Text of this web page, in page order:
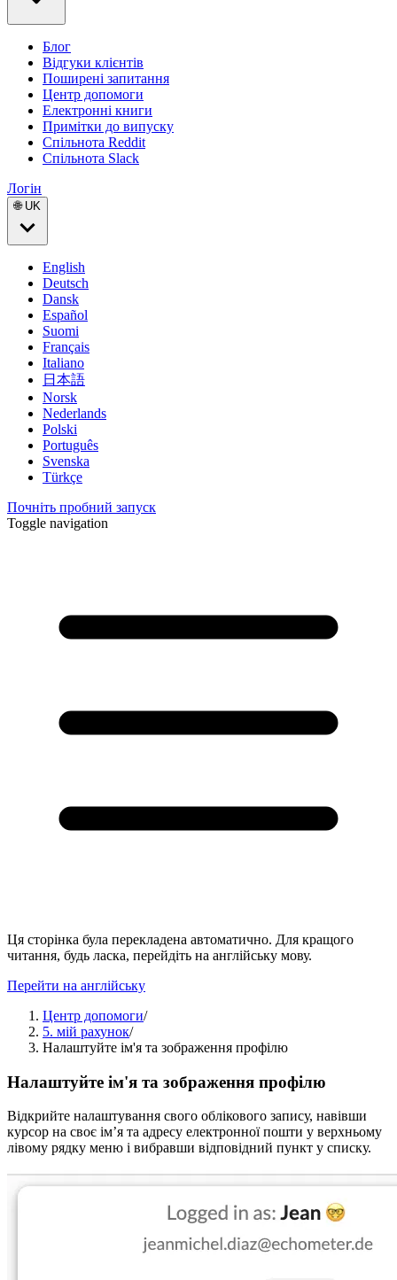
Блог
Відгуки клієнтів
Поширені запитання
Центр допомоги
Електронні книги
Примітки до випуску
Спільнота Reddit
Спільнота Slack
Логін
🌐 UK
English
Deutsch
Dansk
Español
Suomi
Français
Italiano
日本語
Norsk
Nederlands
Polski
Português
Svenska
Türkçe
Почніть пробний запуск
Toggle navigation
Ця сторінка була перекладена автоматично. Для кращого
читання, будь ласка, перейдіть на англійську мову.
Перейти на англійську
Центр допомоги/
5. мій рахунок/
Налаштуйте ім'я та зображення профілю
Налаштуйте ім'я та зображення профілю
Відкрийте налаштування свого облікового запису, навівши
курсор на своє ім’я та адресу електронної пошти у верхньому
лівому рядку меню і вибравши відповідний пункт у списку.